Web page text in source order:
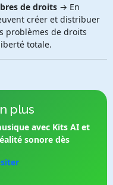
de droits→ En
créer et distribuer
problèmes de droits
totale.
plus
avec Kits AI et
sonore dès